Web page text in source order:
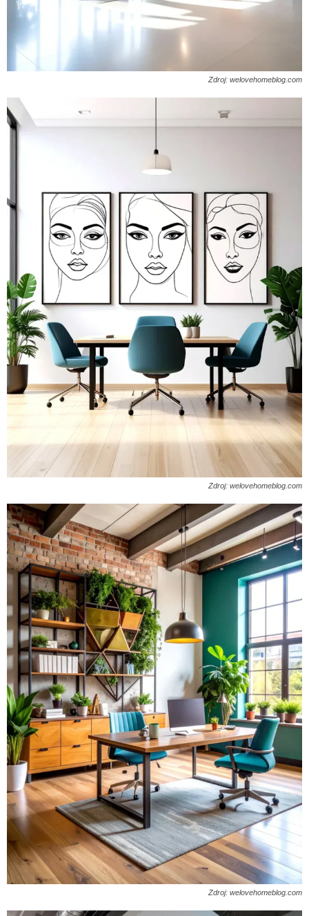
Zdroj: welovehomeblog.com
Zdroj: welovehomeblog.com
Zdroj: welovehomeblog.com